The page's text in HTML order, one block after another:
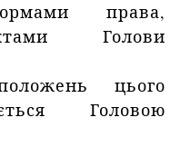
права,
Голови
цього
Головою